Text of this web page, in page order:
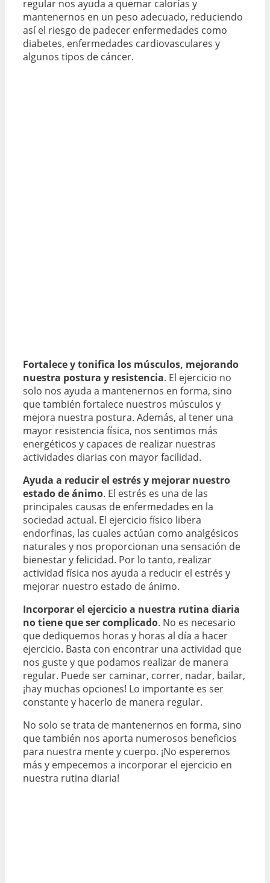
regular nos ayuda a quemar calorías y
mantenernos en un peso adecuado, reduciendo
así el riesgo de padecer enfermedades como
diabetes, enfermedades cardiovasculares y
algunos tipos de cáncer.
Fortalece y tonifica los músculos, mejorando
nuestra postura y resistencia. El ejercicio no
solo nos ayuda a mantenernos en forma, sino
que también fortalece nuestros músculos y
mejora nuestra postura. Además, al tener una
mayor resistencia física, nos sentimos más
energéticos y capaces de realizar nuestras
actividades diarias con mayor facilidad.
Ayuda a reducir el estrés y mejorar nuestro
estado de ánimo. El estrés es una de las
principales causas de enfermedades en la
sociedad actual. El ejercicio físico libera
endorfinas, las cuales actúan como analgésicos
naturales y nos proporcionan una sensación de
bienestar y felicidad. Por lo tanto, realizar
actividad física nos ayuda a reducir el estrés y
mejorar nuestro estado de ánimo.
Incorporar el ejercicio a nuestra rutina diaria
no tiene que ser complicado. No es necesario
que dediquemos horas y horas al día a hacer
ejercicio. Basta con encontrar una actividad que
nos guste y que podamos realizar de manera
regular. Puede ser caminar, correr, nadar, bailar,
¡hay muchas opciones! Lo importante es ser
constante y hacerlo de manera regular.
No solo se trata de mantenernos en forma, sino
que también nos aporta numerosos beneficios
para nuestra mente y cuerpo. ¡No esperemos
más y empecemos a incorporar el ejercicio en
nuestra rutina diaria!